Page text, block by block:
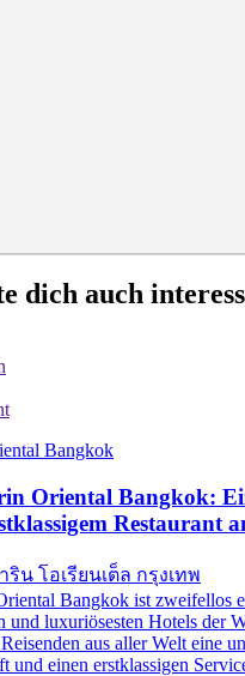
dich auch
Oriental Bangkok:
Restaurant
น โอเรียนเต็ล กรุงเทพ
Bangkok ist zweifellos
und luxuriösesten Hotels der
aus aller Welt eine
und einen erstklassigen